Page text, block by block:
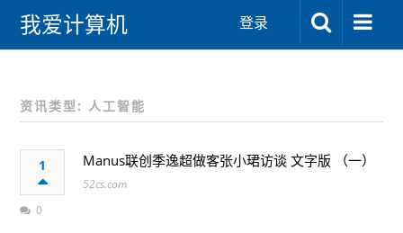
我爱计算机 登录
资讯类型: 人工智能
1 Manus联创季逸超做客张小珺访谈 文字版 （一）
52cs.com
0